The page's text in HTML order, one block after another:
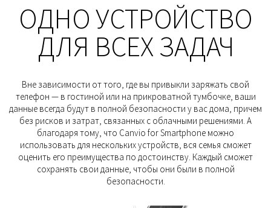
OДНО УСТРОЙСТВО
ДЛЯ ВСЕХ ЗАДАЧ
Вне зависимости от того, где вы привыкли заряжать свой
телефон — в гостиной или на прикроватной тумбочке, ваши
данные всегда будут в полной безопасности у вас дома, причем
без рисков и затрат, связанных с облачными решениями. А
благодаря тому, что Canvio for Smartphone можно
использовать для нескольких устройств, вся семья сможет
оценить его преимущества по достоинству. Каждый сможет
сохранять свои данные, чтобы они были в полной
безопасности.